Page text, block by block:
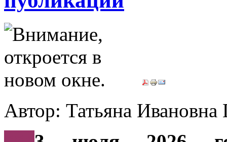
Автор: Татьяна